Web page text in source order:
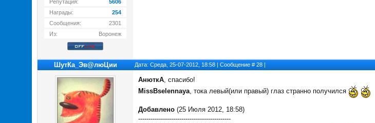
Репутация:
5606
Награды:
254
Сообщения:
2301
Из:
Воронеж
ШутКа_Эв@люЦии Дата: Среда, 25-07-2012, 18:58 | Сообщение # 28 |
АнюткA, спасибо!
MissBselennaya , тока левый(или правый) глаз странно получился
Добавлено (25 Июля 2012, 18:58)
---------------------------------------------